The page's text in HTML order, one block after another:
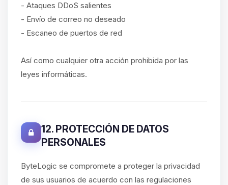
- Ataques DDoS salientes
- Envío de correo no deseado
- Escaneo de puertos de red
Así como cualquier otra acción prohibida por las
leyes informáticas.
12. PROTECCIÓN DE DATOS
PERSONALES
ByteLogic se compromete a proteger la privacidad
de sus usuarios de acuerdo con las regulaciones